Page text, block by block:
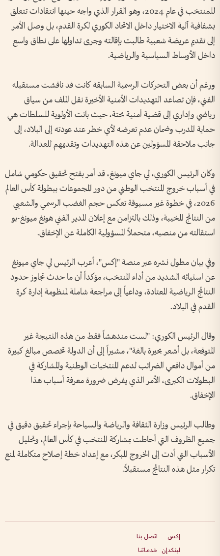
للمنتخب في عام 2024، وهو القرار الذي واجه حينها انتقادات تتعلق
بشفافية آلية الاختيار داخل الاتحاد الكوري لكرة القدم، بل وصل الأمر
إلى تقديم عريضة شعبية طالبت بإقالته وجرى تداولها على نطاق واسع
داخل الأوساط السياسية والرياضية.
ورغم أن بعض التحركات الرسمية السابقة كانت قد ناقشت مستقبله
الفني، فإن تصاعد التهديدات الأمنية الأخيرة نقل الملف من سياق
رياضي وإداري إلى قضية أمنية بحتة، حيث باتت الأولوية للسلطات هي
حماية المدرب وضمان عدم تعرضه لأي خطر عند عودته إلى البلاد، إلى
جانب ملاحقة المسؤولين عن هذه التهديدات وتقديمهم للعدالة.
وكان الرئيس الكوري، لي جاي ميونغ، قد أمر بفتح تحقيق حكومي شامل
في أسباب خروج المنتخب الوطني من دور المجموعات ببطولة كأس العالم
2026، في خطوة غير مسبوقة تعكس حجم الغضب الرسمي والشعبي
من النتائج المخيبة، وذلك بالتزامن مع إعلان المدير الفني هونغ ميونغ-بو
استقالته من منصبه، متحملاً المسؤولية الكاملة عن الإخفاق.
وفي بيان مطول نشره عبر منصة "إكس"، أعرب الرئيس لي جاي ميونغ
عن استيائه الشديد من أداء المنتخب، مؤكداً أن ما حدث تجاوز حدود
النتائج الرياضية المعتادة، وداعياً إلى مراجعة شاملة لمنظومة إدارة كرة
القدم في البلاد.
وقال الرئيس الكوري: "لست مندهشاً فقط من هذه النتيجة غير
المتوقعة، بل أشعر بحيرة بالغة"، مشيراً إلى أن الدولة تخصص مبالغ كبيرة
من أموال دافعي الضرائب لدعم المنتخبات الوطنية والمشاركة في
البطولات الكبرى، الأمر الذي يفرض ضرورة معرفة أسباب هذا
الإخفاق.
وطالب الرئيس وزارة الثقافة والرياضة والسياحة بإجراء تحقيق دقيق في
جميع الظروف التي أحاطت بمشاركة المنتخب في كأس العالم، وتحليل
الأسباب التي أدت إلى الخروج المبكر، مع إعداد خطة إصلاح متكاملة لمنع
تكرار مثل هذه النتائج مستقبلاً.
إكس
لينكدإن
اتصل بنا
خدماتنا